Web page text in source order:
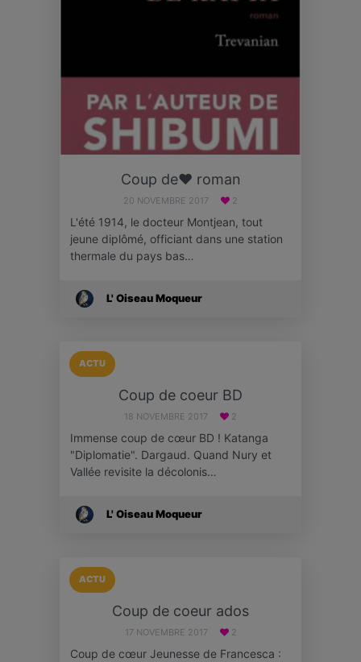
Coup de❤ roman
20 NOVEMBRE 2017 2
L'été 1914, le docteur Montjean, tout
jeune diplômé, officiant dans une station
thermale du pays bas…
L' Oiseau Moqueur
ACTU
Coup de coeur BD
18 NOVEMBRE 2017 2
Immense coup de cœur BD ! Katanga
"Diplomatie". Dargaud. Quand Nury et
Vallée revisite la décolonis…
L' Oiseau Moqueur
ACTU
Coup de coeur ados
17 NOVEMBRE 2017 2
Coup de cœur Jeunesse de Francesca :